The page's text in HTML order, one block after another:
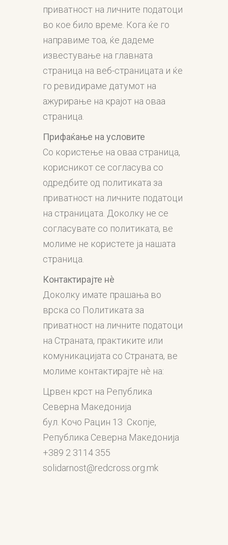
приватност на личните податоци
во кое било време. Кога ќе го
направиме тоа, ќе дадеме
известување на главната
страница на веб-страницата и ќе
го ревидираме датумот на
ажурирање на крајот на оваа
страница.
Прифаќање на условите
Со користење на оваа страница,
корисникот се согласува со
одредбите од политиката за
приватност на личните податоци
на страницата. Доколку не се
согласувате со политиката, ве
молиме не користете ја нашата
страница.
Контактирајте нè
Доколку имате прашања во
врска со Политиката за
приватност на личните податоци
на Страната, практиките или
комуникацијата со Страната, ве
молиме контактирајте нè на:
Црвен крст на Република
Северна Македонија
бул. Кочо Рацин 13 Скопје,
Република Северна Македонија
+389 2 3114 355
solidarnost@redcross.org.mk